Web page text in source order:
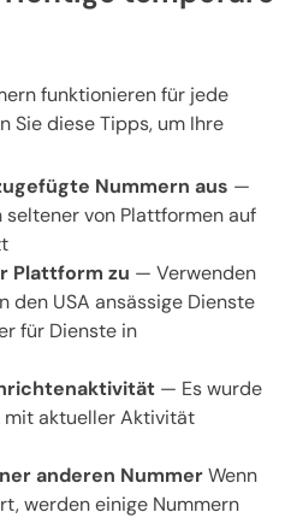
funktionieren für jede
Sie diese Tipps, um Ihre
Nummern aus —
seltener von Plattformen auf
Plattform zu — Verwenden
den USA ansässige Dienste
für Dienste in
— Es wurde
mit aktueller Aktivität
anderen NummerWenn
werden einige Nummern